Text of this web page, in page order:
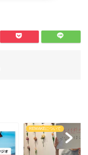
REMAKEについて